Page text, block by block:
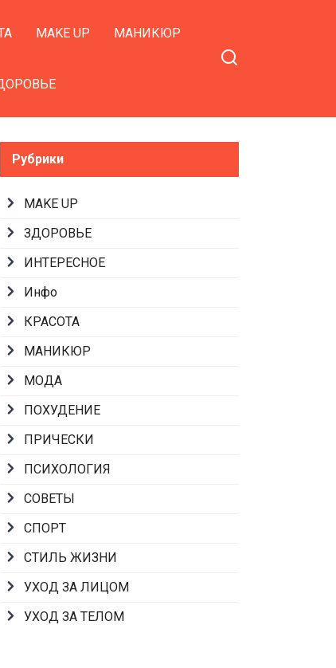
MAKE UP МАНИКЮР
Рубрики
MAKE UP
ЗДОРОВЬЕ
ИНТЕРЕСНОЕ
Инфо
КРАСОТА
МАНИКЮР
МОДА
ПОХУДЕНИЕ
ПРИЧЕСКИ
ПСИХОЛОГИЯ
СОВЕТЫ
СПОРТ
СТИЛЬ ЖИЗНИ
УХОД ЗА ЛИЦОМ
УХОД ЗА ТЕЛОМ